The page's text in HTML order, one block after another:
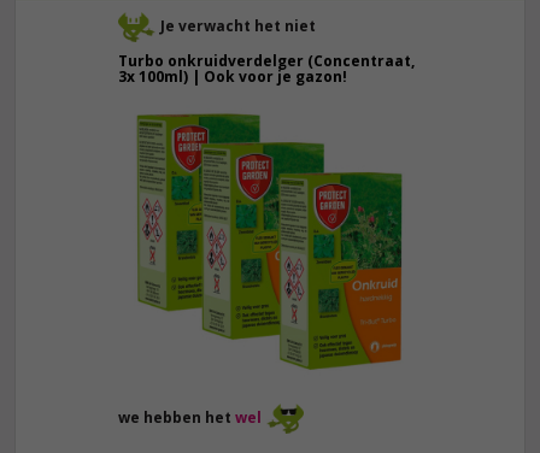
Je verwacht het niet
Turbo onkruidverdelger (Concentraat,
3x 100ml) | Ook voor je gazon!
we hebben het wel